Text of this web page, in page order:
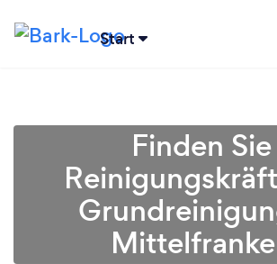
Start
Finden Sie